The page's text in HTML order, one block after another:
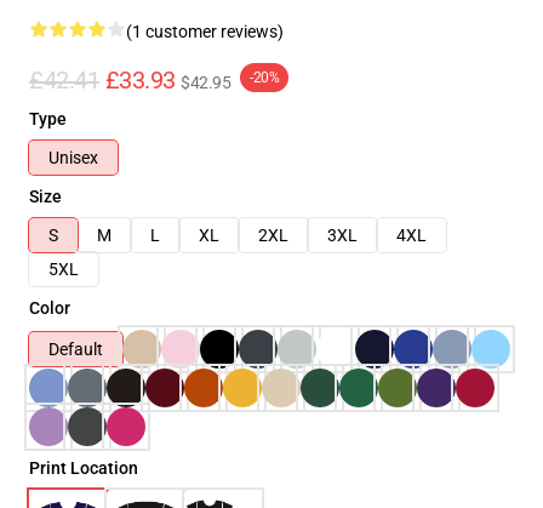
(1 customer reviews)
£42.41 £33.93 $42.95 -20%
Type
Unisex
Size
S
M L XL 2XL 3XL
4XL
5XL
Color
Default
Print Location